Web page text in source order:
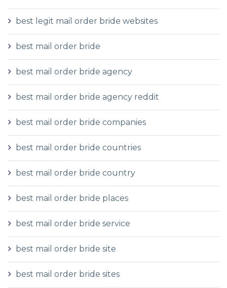
best legit mail order bride websites
best mail order bride
best mail order bride agency
best mail order bride agency reddit
best mail order bride companies
best mail order bride countries
best mail order bride country
best mail order bride places
best mail order bride service
best mail order bride site
best mail order bride sites